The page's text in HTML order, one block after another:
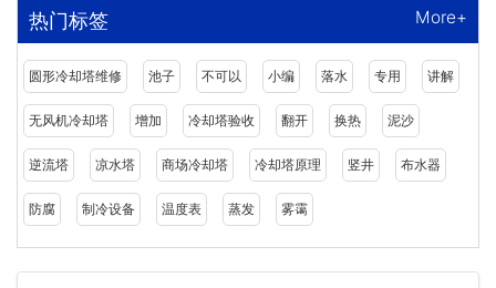
热门标签 More+
圆形冷却塔维修 池子 不可以 小编 落水 专用 讲解
无风机冷却塔 增加 冷却塔验收 翻开 换热 泥沙
逆流塔 凉水塔 商场冷却塔 冷却塔原理 竖井 布水器
防腐 制冷设备 温度表 蒸发 雾霭